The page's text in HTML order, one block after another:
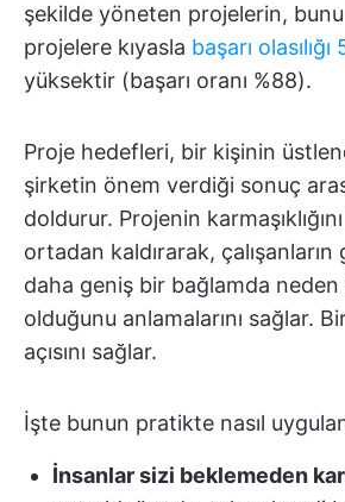
şekilde yöneten projelerin,
projelere kıyasla başarı
yüksektir (başarı oranı %88).
Proje hedefleri, bir kişinin
şirketin önem verdiği sonuç
doldurur. Projenin
ortadan kaldırarak,
daha geniş bir bağlamda neden
olduğunu anlamalarını sağlar.
açısını sağlar.
İşte bunun pratikte nasıl
İnsanlar sizi beklemeden